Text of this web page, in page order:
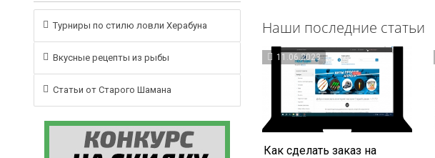
Турниры по стилю ловли Херабуна
Вкусные рецепты из рыбы
Статьи от Старого Шамана
Наши последние статьи
11.06.2023
Как сделать заказ на